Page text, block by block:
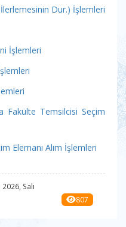
Dur.) İşlemleri
İşlemleri
Fakülte Temsilcisi Seçim
Elemanı Alım İşlemleri
Salı
807